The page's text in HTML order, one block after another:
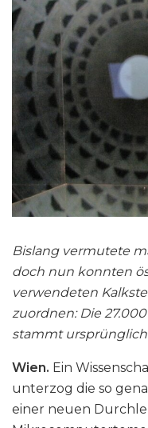
Bislang vermutete
doch nun konnten
verwendeten
zuordnen: Die
stammt
Wien. Ein
unterzog die so
einer neuen